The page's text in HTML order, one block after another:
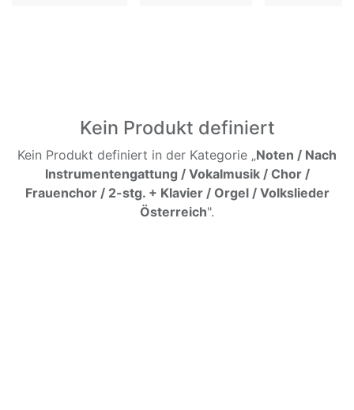
Kein Produkt definiert
Kein Produkt definiert in der Kategorie „Noten / Nach
Instrumentengattung / Vokalmusik / Chor /
Frauenchor / 2-stg. + Klavier / Orgel / Volkslieder
Österreich".